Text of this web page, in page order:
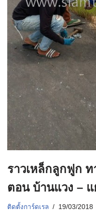
ราวเหล็กลูกฟูก ท
ตอน บ้านแวง –
ติดตั้งการ์ดเรล 19/03/2018